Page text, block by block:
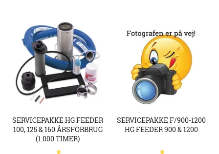
SERVICEPAKKE HG FEEDER
100, 125 & 160 ÅRSFORBRUG
(1.000 TIMER)
SERVICEPAKKE F/900-1200
HG FEEDER 900 & 1200